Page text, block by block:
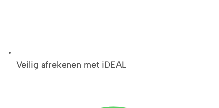
Veilig afrekenen met iDEAL